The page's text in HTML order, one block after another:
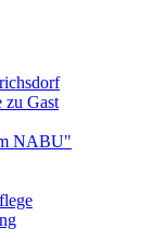
zu Gast
NABU"